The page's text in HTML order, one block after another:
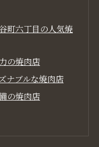
町六丁目の人気焼
の焼肉店
ナブルな焼肉店
の焼肉店